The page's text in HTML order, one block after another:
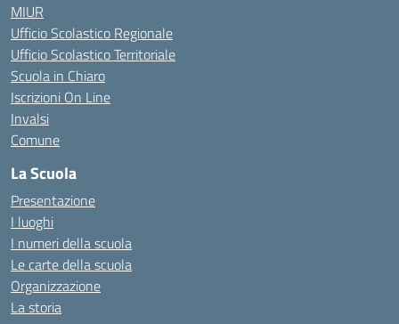
MIUR
Ufficio Scolastico Regionale
Ufficio Scolastico Territoriale
Scuola in Chiaro
Iscrizioni On Line
Invalsi
Comune
La Scuola
Presentazione
I luoghi
I numeri della scuola
Le carte della scuola
Organizzazione
La storia